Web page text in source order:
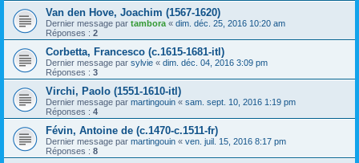
Van den Hove, Joachim (1567-1620)
Dernier message par tambora « dim. déc. 25, 2016 10:20 am
Réponses : 2
Corbetta, Francesco (c.1615-1681-itl)
Dernier message par sylvie « dim. déc. 04, 2016 3:09 pm
Réponses : 3
Virchi, Paolo (1551-1610-itl)
Dernier message par martingouin « sam. sept. 10, 2016 1:19 pm
Réponses : 4
Févin, Antoine de (c.1470-c.1511-fr)
Dernier message par martingouin « ven. juil. 15, 2016 8:17 pm
Réponses : 8